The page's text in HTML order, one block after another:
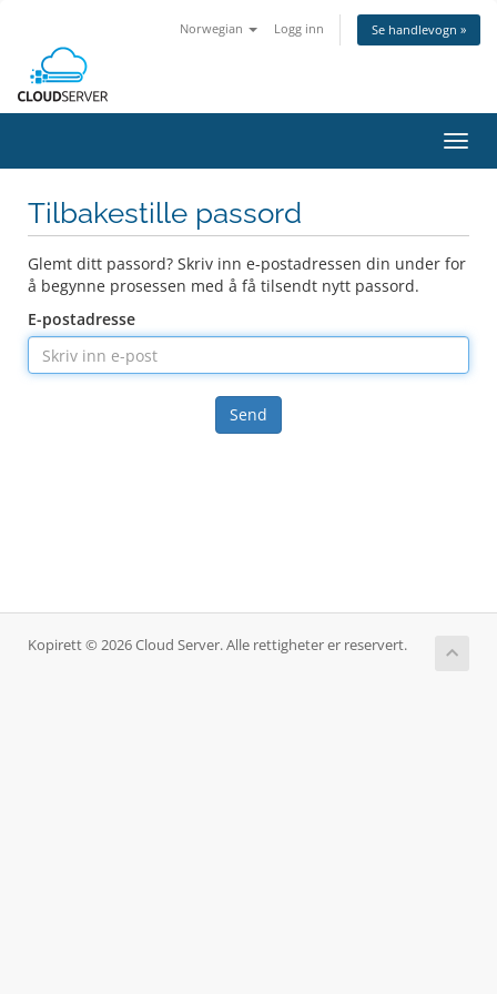
Norwegian Logg inn Se handlevogn »
Bytt
Tilbakestille passord
Glemt ditt passord? Skriv inn e-postadressen din under for
å begynne prosessen med å få tilsendt nytt passord.
E-postadresse
Send
Kopirett © 2026 Cloud Server. Alle rettigheter er reservert.